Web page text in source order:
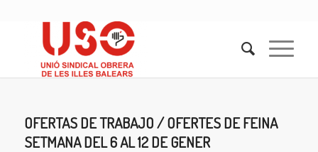
OFERTAS DE TRABAJO / OFERTES DE FEINA
SETMANA DEL 6 AL 12 DE GENER